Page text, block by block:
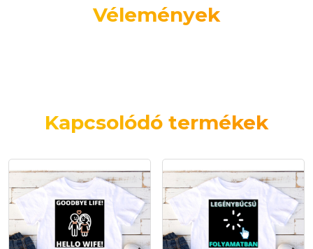
Vélemények
Kapcsolódó termékek